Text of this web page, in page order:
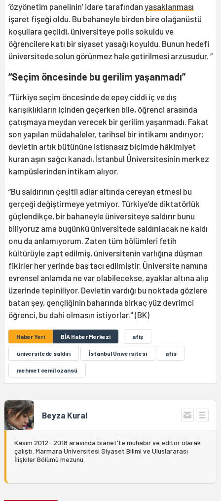
‘özyönetim panelinin’ idare tarafından yasaklanması
işaret fişeği oldu. Bu bahaneyle birden bire olağanüstü
koşullara geçildi, üniversiteye polis sokuldu ve
öğrencilere katı bir siyaset yasağı koyuldu. Bunun hedefi
üniversitede solun görünmez hale getirilmesi arzusudur. “
“Seçim öncesinde bu gerilim yaşanmadı”
“Türkiye seçim öncesinde de epey ciddi iç ve dış
karışıklıkların içinden geçerken bile, öğrenci arasında
çatışmaya meydan verecek bir gerilim yaşanmadı. Fakat
son yapılan müdahaleler, tarihsel bir intikamı andırıyor;
devletin artık bütününe istisnasız biçimde hâkimiyet
kuran aşırı sağcı kanadı, İstanbul Üniversitesinin merkez
kampüslerinden intikam alıyor.
“Bu saldırının çeşitli adlar altında cereyan etmesi bu
gerçeği değiştirmeye yetmiyor. Türkiye’de diktatörlük
güçlendikçe, bir bahaneyle üniversiteye saldırır bunu
biliyoruz ama bugünkü üniversitede saldırılacak ne kaldı
onu da anlamıyorum. Zaten tüm bölümleri fetih
kültürüyle zapt edilmiş, üniversitenin varlığına düşman
fikirler her yerinde baş tacı edilmiştir. Üniversite namına
evrensel anlamda ne var olabilecekse, ayaklar altına alıp
üzerinde tepiniliyor. Devletin vardığı bu noktada gözlere
batan şey, gençliğinin baharında birkaç yüz devrimci
öğrenci, bu dahi olmasın istiyorlar." (BK)
Haber Yeri BİA Haber Merkezi afiş
üniversitede saldırı İstanbul Üniversitesi afis
mehmet cemil ozansü
Beyza Kural
Kasım 2012- 2018 arasında bianet'te muhabir ve editör olarak
çalıştı. Marmara Üniversitesi Siyaset Bilimi ve Uluslararası
İlişkiler Bölümü mezunu.